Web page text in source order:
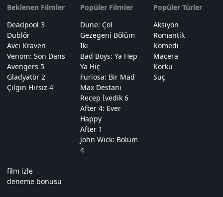
Beklenen Filmler
Deadpool 3
Dublör
Avcı Kraven
Venom: Son Dans
Avengers 5
Gladyatör 2
Çılgın Hırsız 4
Popüler Filmler
Dune: Çöl
Gezegeni Bölüm
İki
Bad Boys: Ya Hep
Ya Hiç
Furiosa: Bir Mad
Max Destanı
Recep İvedik 6
After 4: Ever
Happy
After 1
John Wick: Bölüm
4
Popüler Türler
Aksiyon
Romantik
Komedi
Macera
Korku
Suç
film izle
deneme bonusu